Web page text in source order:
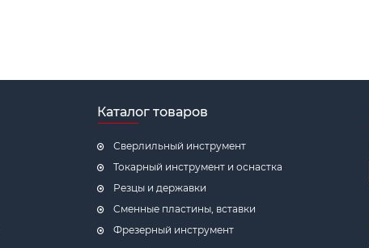
Каталог товаров
Сверлильный инструмент
Токарный инструмент и оснастка
Резцы и державки
Cменные пластины, вставки
Фрезерный инструмент